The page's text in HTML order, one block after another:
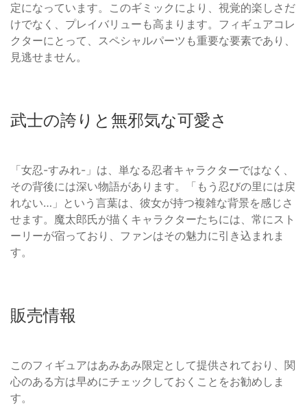
定になっています。このギミックにより、視覚的楽しさだ
けでなく、プレイバリューも高まります。フィギュアコレ
クターにとって、スペシャルパーツも重要な要素であり、
見逃せません。
武士の誇りと無邪気な可愛さ
「女忍-すみれ-」は、単なる忍者キャラクターではなく、
その背後には深い物語があります。「もう忍びの里には戻
れない…」という言葉は、彼女が持つ複雑な背景を感じさ
せます。魔太郎氏が描くキャラクターたちには、常にスト
ーリーが宿っており、ファンはその魅力に引き込まれま
す。
販売情報
このフィギュアはあみあみ限定として提供されており、関
心のある方は早めにチェックしておくことをお勧めしま
す。